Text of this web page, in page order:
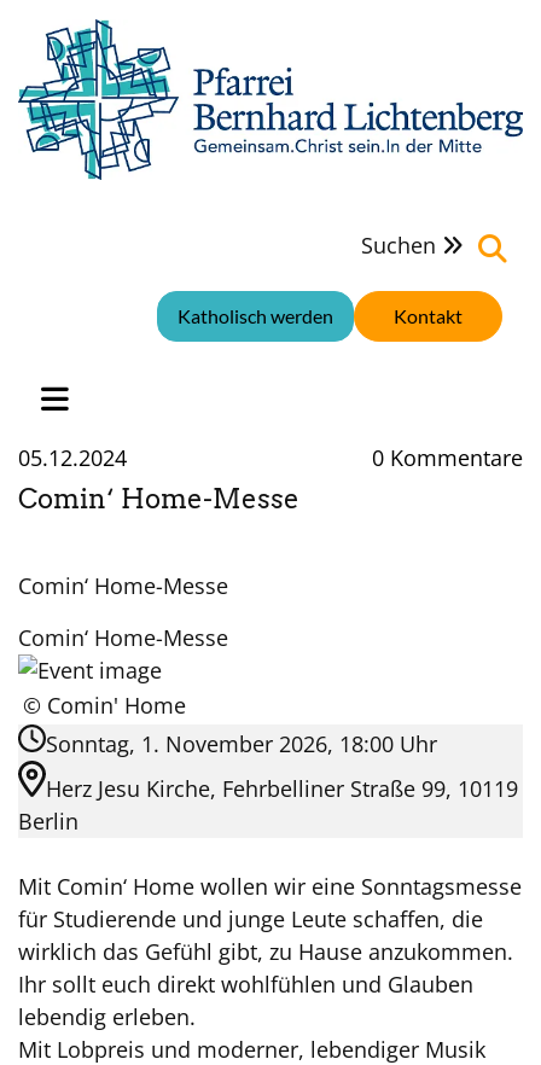
Suchen 
Kontakt
Katholisch werden
05.12.2024 0 Kommentare
Comin‘ Home-Messe
Comin‘ Home-Messe
Comin‘ Home-Messe
© Comin' Home
Sonntag, 1. November 2026, 18:00 Uhr
Herz Jesu Kirche, Fehrbelliner Straße 99, 10119
Berlin
Mit Comin‘ Home wollen wir eine Sonntagsmesse
für Studierende und junge Leute schaffen, die
wirklich das Gefühl gibt, zu Hause anzukommen.
Ihr sollt euch direkt wohlfühlen und Glauben
lebendig erleben.
Mit Lobpreis und moderner, lebendiger Musik